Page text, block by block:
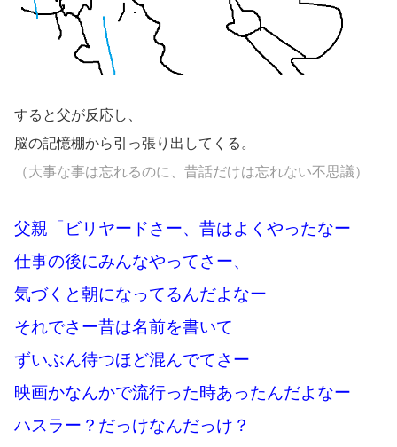
すると父が反応し、
脳の記憶棚から引っ張り出してくる。
（大事な事は忘れるのに、昔話だけは忘れない不思議）
父親「ビリヤードさー、昔はよくやったなー
仕事の後にみんなやってさー、
気づくと朝になってるんだよなー
それでさー昔は名前を書いて
ずいぶん待つほど混んでてさー
映画かなんかで流行った時あったんだよなー
ハスラー？だっけなんだっけ？